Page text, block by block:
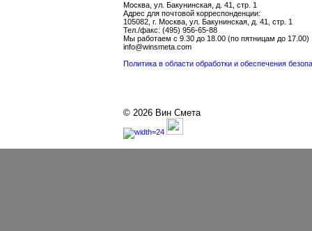
Москва, ул. Бакунинская, д. 41, стр. 1
Адрес для почтовой корреспонденции:
105082, г. Москва, ул. Бакунинская, д. 41, стр. 1
Тел./факс: (495) 956-65-88
Мы работаем с 9.30 до 18.00 (по пятницам до 17.00)
info@winsmeta.com
Политика в области обработки и обеспечения
© 2026 Вин Смета